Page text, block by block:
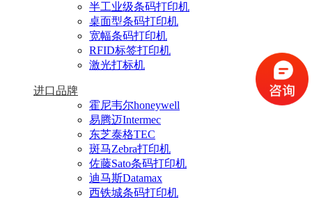
半工业级条码打印机
桌面型条码打印机
宽幅条码打印机
RFID标签打印机
激光打标机
进口品牌
霍尼韦尔honeywell
易腾迈Intermec
东芝泰格TEC
斑马Zebra打印机
佐藤Sato条码打印机
迪马斯Datamax
西铁城条码打印机